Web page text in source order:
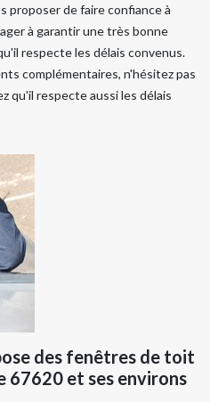
proposer de faire confiance à
à garantir une très bonne
respecte les délais convenus.
complémentaires, n'hésitez pas
qu'il respecte aussi les délais
des fenêtres de toit
67620 et ses environs